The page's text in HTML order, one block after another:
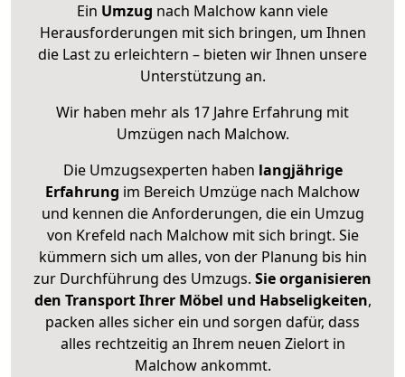
Ein Umzug nach Malchow kann viele
Herausforderungen mit sich bringen, um Ihnen
die Last zu erleichtern – bieten wir Ihnen unsere
Unterstützung an.
Wir haben mehr als 17 Jahre Erfahrung mit
Umzügen nach Malchow.
Die Umzugsexperten haben langjährige
Erfahrung im Bereich Umzüge nach Malchow
und kennen die Anforderungen, die ein Umzug
von Krefeld nach Malchow mit sich bringt. Sie
kümmern sich um alles, von der Planung bis hin
zur Durchführung des Umzugs. Sie organisieren
den Transport Ihrer Möbel und Habseligkeiten,
packen alles sicher ein und sorgen dafür, dass
alles rechtzeitig an Ihrem neuen Zielort in
Malchow ankommt.